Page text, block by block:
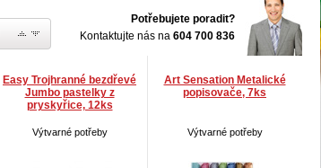
Potřebujete poradit?
Kontaktujte nás na 604 700 836
Easy Trojhranné bezdřevé
Jumbo pastelky z
pryskyřice, 12ks
Výtvarné potřeby
Art Sensation Metalické
popisovače, 7ks
Výtvarné potřeby